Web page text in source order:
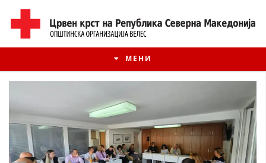
МЕНИ